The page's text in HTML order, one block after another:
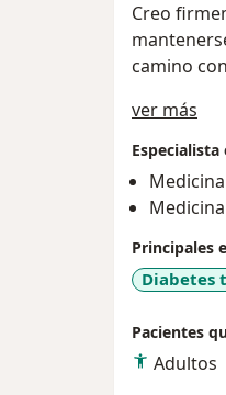
Creo
camino
ver más
Especialista
Principales
Diabetes
Pacientes
Adultos